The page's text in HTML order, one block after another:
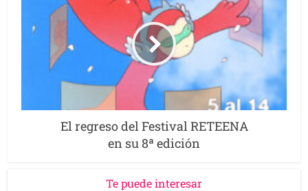
El regreso del Festival RETEENA
en su 8ª edición
Te puede interesar